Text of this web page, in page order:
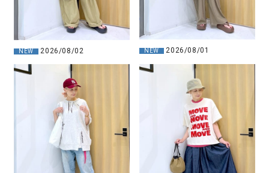
NEW 2026/08/02 NEW 2026/08/01